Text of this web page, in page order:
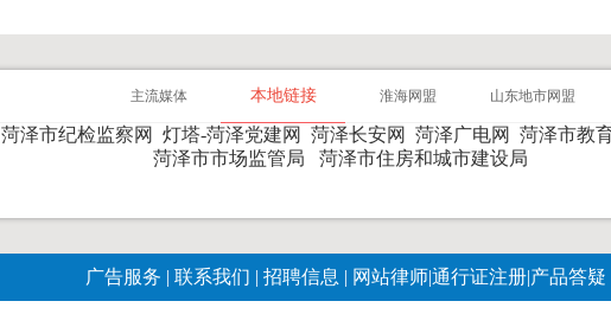
主流媒体 本地链接 淮海网盟 山东地市网盟
菏泽市纪检监察网 灯塔-菏泽党建网 菏泽长安网 菏泽广电网 菏泽市教
菏泽市市场监管局
菏泽市住房和城市建设局
广告服务 | 联系我们 | 招聘信息 | 网站律师|通行证注册|产品答疑